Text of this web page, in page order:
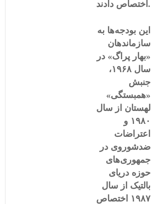
اختصاص دادند.
این بودجه‌ها به
سازماندهان
«بهار پراگ» در
سال ١۹۶۸،
جنبش
«همبستگی»
لهستان از سال
١۹۸٠ و
اعتراضات
ضدشوروی در
جمهوری‌های
حوزه دریای
بالتیک از سال
١۹۸۷ اختصاص